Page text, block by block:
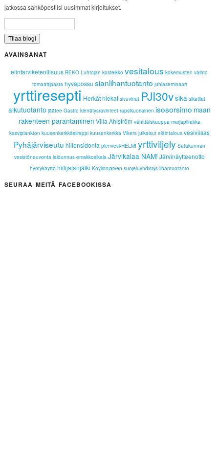
jatkossa sähköpostiisi uusimmat kirjoitukset.
AVAINSANAT
elintarviketeollisuus REKO Luhtojan kosteikko vesitalous kokemusten vaihto
tomaattipasta hyväpossu sianlihantuotanto juhlaseminaari
yrttiresepti Herkät hiekat sivuvirrat PJI30vsika sikatilat
alkutuotanto jäätee Gastro kierrätysravinteet rapsikuoriainen isosorsimo maan
rakenteen parantaminen Villa Ahlström vähittäiskauppa marjapiirakka
kasviplankton kuusenkerkkäsiirappi kuusenkerkkä Vikera julkaisut eläintalous vesiviisas
Pyhäjärviseutu hiilensidonta pienvesi-HELMI yrttiviljely Satakunnan
vesistöneuvonta laidunnus emakkosikala Järvikalaa NAM! Järvinäytteenotto
hyötykäyttö hiilijalanjälki Köyliönjärven suojeluyhdistys lihantuotanto
SEURAA MEITÄ FACEBOOKISSA